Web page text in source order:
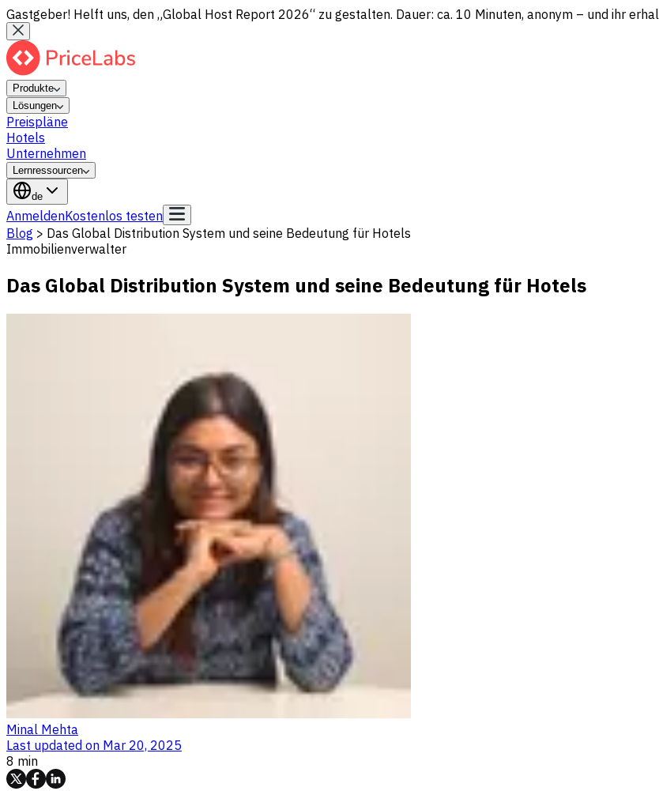
Gastgeber! Helft uns, den „Global Host Report 2026“ zu gestalten. Dauer: ca. 10 Minuten, anonym – und ihr
Produkte
Lösungen
Preispläne
Hotels
Unternehmen
Lernressourcen
de
AnmeldenKostenlos testen
Blog > Das Global Distribution System und seine Bedeutung für Hotels
Immobilienverwalter
Das Global Distribution System und seine Bedeutung für Hotels
Minal Mehta
Last updated on Mar 20, 2025
8 min